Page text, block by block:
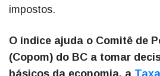
impostos.
O índice ajuda o Comitê de
(Copom) do BC a tomar